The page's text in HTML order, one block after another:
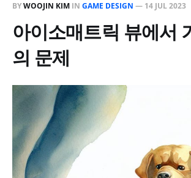
BYWOOJIN KIM IN GAME DESIGN — 14 JUL 2023
아이소매트릭 뷰에서
의 문제